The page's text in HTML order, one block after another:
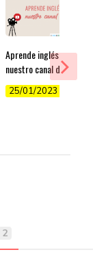
Aprende inglés gratis en
nuestro canal de YouTube
25/01/2023
2